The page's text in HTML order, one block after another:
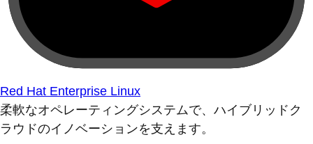
Red Hat Enterprise Linux
柔軟なオペレーティングシステムで、ハイブリッドク
ラウドのイノベーションを支えます。